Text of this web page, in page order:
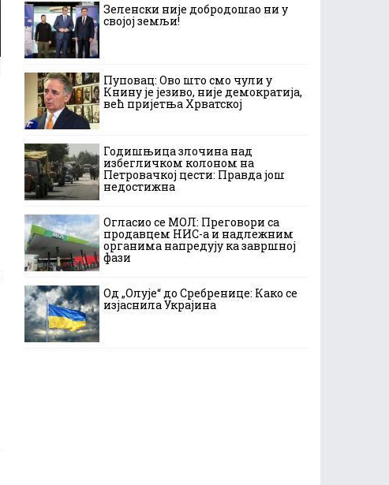
Зеленски није добродошао ни у
својој земљи!
Пуповац: Ово што смо чули у
Книну је језиво, није демократија,
већ пријетња Хрватској
Годишњица злочина над
избегличком колоном на
Петровачкој цести: Правда још
недостижна
Огласио се МОЛ: Преговори са
продавцем НИС-а и надлежним
органима напредују ка завршној
фази
Од „Олује“ до Сребренице: Како се
изјаснила Украјина